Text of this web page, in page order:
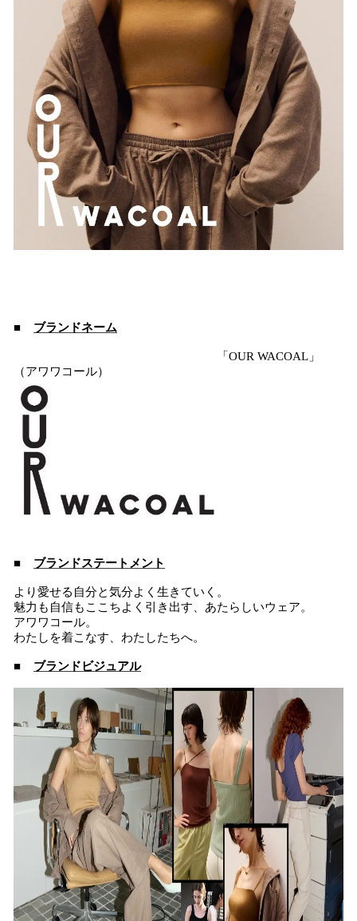
■ ブランドネーム
「OUR WACOAL」
（アワワコール）
■ ブランドステートメント
より愛せる自分と気分よく生きていく。
魅力も自信もここちよく引き出す、あたらしいウェア。
アワワコール。
わたしを着こなす、わたしたちへ。
■ ブランドビジュアル